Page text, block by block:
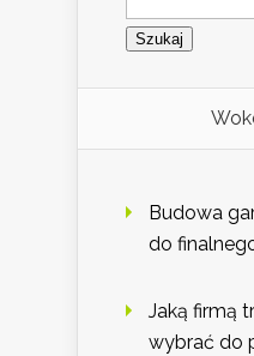
Budowa
do
Jaką firmą
wybrać do